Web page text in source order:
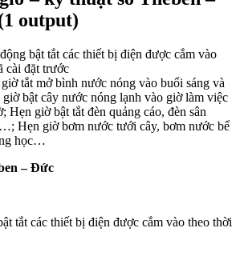
output)
bật tắt các thiết bị điện được cắm vào
cài đặt trước
tắt mở bình nước nóng vào buổi sáng và
bật cây nước nóng lạnh vào giờ làm việc
Hẹn giờ bật tắt đèn quảng cáo, đèn sân
Hẹn giờ bơm nước tưới cây, bơm nước bể
học…
– Đức
tắt các thiết bị điện được cắm vào theo thời